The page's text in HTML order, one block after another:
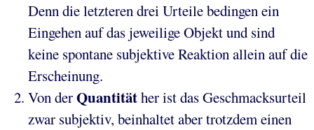
Denn die letzteren drei Urteile bedingen ein
Eingehen auf das jeweilige Objekt und sind
keine spontane subjektive Reaktion allein auf die
Erscheinung.
Von derQuantitäther ist das Geschmacksurteil
zwar subjektiv, beinhaltet aber trotzdem einen